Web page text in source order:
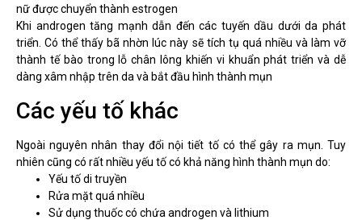
nữ được chuyển thành estrogen
Khi androgen tăng mạnh dẫn đến các tuyến dầu dưới da phát
triển. Có thể thấy bã nhờn lúc này sẽ tích tụ quá nhiều và làm vỡ
thành tế bào trong lỗ chân lông khiến vi khuẩn phát triển và dễ
dàng xâm nhập trên da và bắt đầu hình thành mụn
Các yếu tố khác
Ngoài nguyên nhân thay đổi nội tiết tố có thể gây ra mụn. Tuy
nhiên cũng có rất nhiều yếu tố có khả năng hình thành mụn do:
Yếu tố di truyền
Rửa mặt quá nhiều
Sử dụng thuốc có chứa androgen và lithium